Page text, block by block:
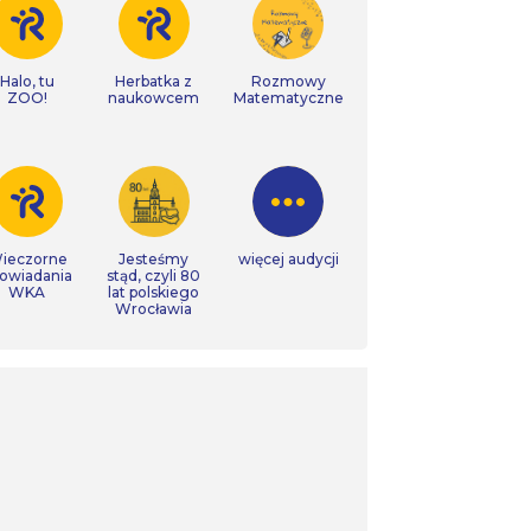
Halo, tu
ZOO!
Herbatka z
naukowcem
Rozmowy
Matematyczne
WKA
Jesteśmy
stąd, czyli 80
lat polskiego
Wrocławia
więcej audycji